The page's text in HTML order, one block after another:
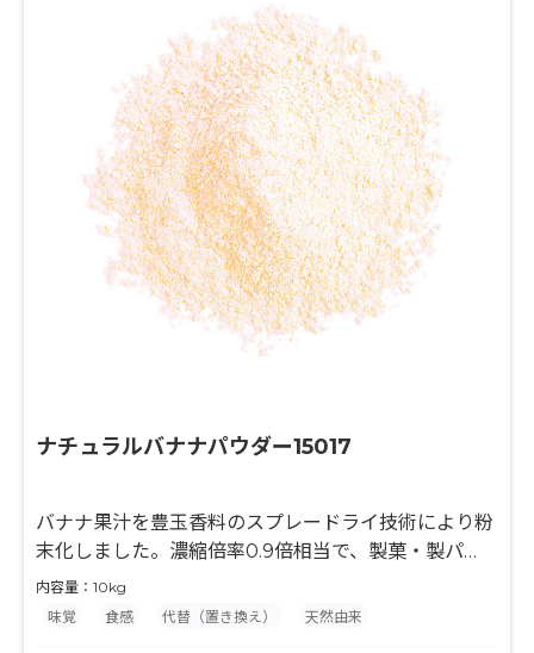
ナチュラルバナナパウダー15017
バナナ果汁を豊玉香料のスプレードライ技術により粉
末化しました。濃縮倍率0.9倍相当で、製菓・製パ
ン・粉末飲料等の風味付けに最適な原料です。果汁と
デキストリンのみを使用して粉末化していますので、
内容量：10kg
味覚
食感 代替（置き換え） 天然由来